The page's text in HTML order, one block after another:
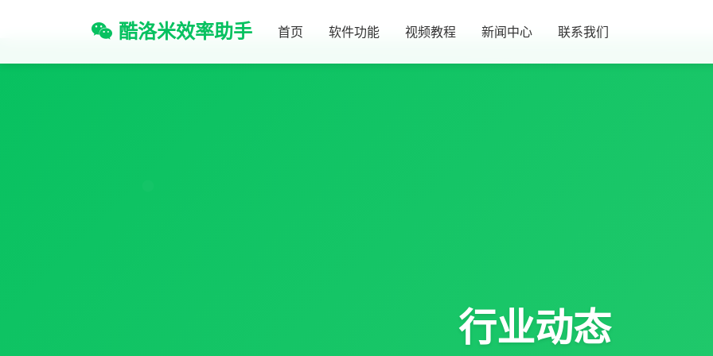
酷洛米效率助手 首页 软件功能 视频教程 新闻中心 联系我们
行业动态